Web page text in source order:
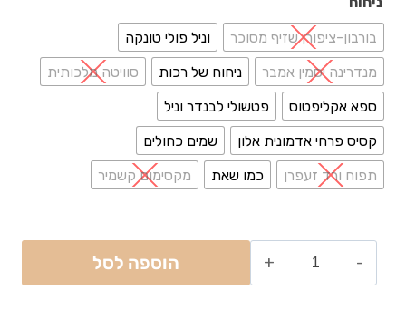
בורבון-ציפורן שזיף מסוכר
וניל פולי טונקה
מנדרינה יסמין אמבר
ניחוח של רכות
סוויטה מלכותית
ספא אקליפטוס
פטשולי לבנדר וניל
קסיס פרחי אדמונית אלון
שמים כחולים
תפוח ורד זעפרן
כמו שאת מקסימום קשמיר
הוספה לסל